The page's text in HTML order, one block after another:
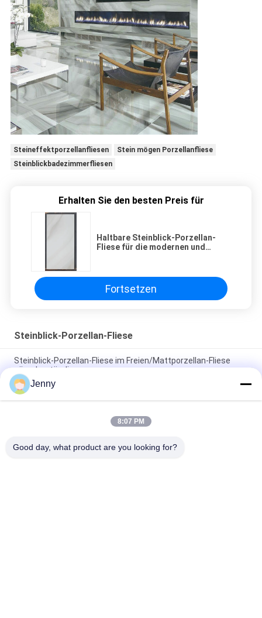
Steineffektporzellanfliesen
Stein mögen Porzellanfliese
Steinblickbadezimmerfliesen
Erhalten Sie den besten Preis für
Haltbare Steinblick-Porzellan-
Fliese für die modernen und
Fortsetzen
Steinblick-Porzellan-Fliese
Steinblick-Porzellan-Fliese im Freien/Mattporzellan-Fliese
säurebeständig
30 x 60 cm Sandstein-Blick-Porzellan-Fliese glasig-glänzende
Baumaterial-Unterstützung
Rustikale Steinblick-Porzellan-Fliesen-/Stein-Blick-Porzellan-
Jenny
8:07 PM
Good day, what product are you looking for?